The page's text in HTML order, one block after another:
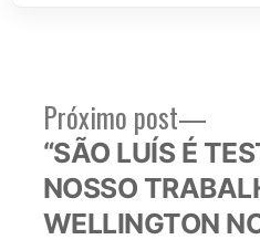
Navegação
de
Post
Próximo post
post:
“SÃO LUÍS É
NOSSO
WELLINGTON